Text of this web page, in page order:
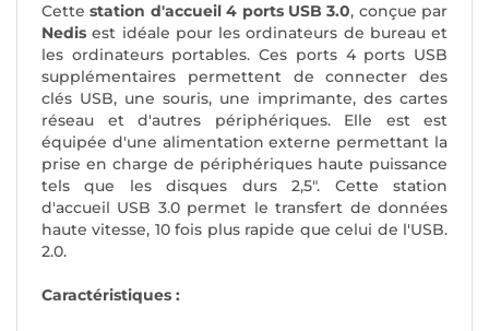
Cettestation d'accueil 4 ports USB 3.0, conçue par
Nedisest idéale pour les ordinateurs de bureau et
les ordinateurs portables. Ces ports 4 ports USB
supplémentaires permettent de connecter des
clés USB, une souris, une imprimante, des cartes
réseau et d'autres périphériques. Elle est est
équipée d'une alimentation externe permettant la
prise en charge de périphériques haute puissance
tels que les disques durs 2,5". Cette station
d'accueil USB 3.0 permet le transfert de données
haute vitesse, 10 fois plus rapide que celui de l'USB.
2.0.
Caractéristiques :